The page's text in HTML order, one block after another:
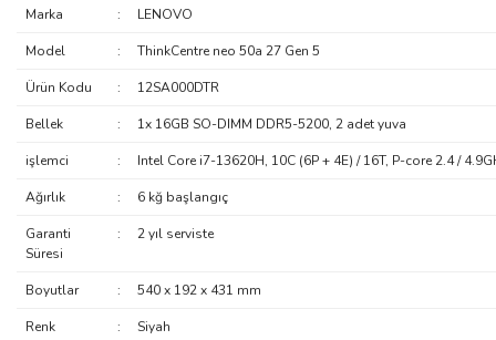
Marka : LENOVO
Model : ThinkCentre neo 50a 27 Gen 5
Ürün Kodu : 12SA000DTR
Bellek : 1x 16GB SO-DIMM DDR5-5200, 2 adet yuva
işlemci : Intel Core i7-13620H, 10C (6P + 4E) / 16T, P-core 2.4 /
Ağırlık : 6 kğ başlangıç
Garanti
Süresi
: 2 yıl serviste
Boyutlar : 540 x 192 x 431 mm
Renk : Siyah